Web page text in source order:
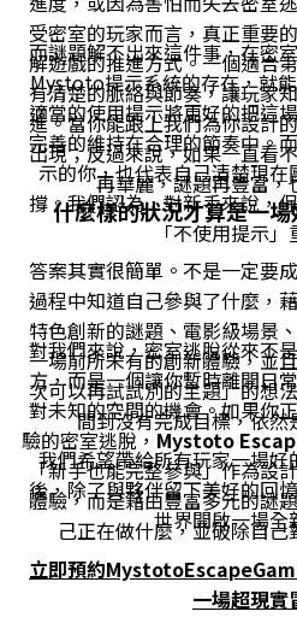
受密室的玩家而言，真正重要
解遊戲的推進方式。一個適合
有清楚的脈絡與節奏，讓玩家
進。當你能跟上我們為你設計
出現；反過來說，如果一直看
再華麗，謎題再豐富，
而謎題解不出來這件事，在密
Mystoto提示系統的存在，就
適當的使用提示將更好的把這
完善的維持在合理的節奏中。
示的你，也代表自己清楚現
撐。我們認為，對新手來說，
「不使用提示
什麼樣的狀況才算是一
答案其實很簡單。不是一定要
過程中知道自己參與了什麼，
特色創新的謎題、電影級場景
一場前所未有的創新體驗，並
次可以再試試別的主題」的想
間到沒有完成目標，依
對我們來說，密室逃脫從來不
方，而是一個讓你暫時離開日
對未知的空間的機會。如果你
驗的密室逃脫，Mystoto
「新手也能完整參與」作為設
體驗，而是藉由豐富多元的謎
己正在做什麼，並破除自己
我們希望帶給所有玩家一場
後，除了與夥伴留下美好的回
世界開啟一場全
立即預約
一場超現實